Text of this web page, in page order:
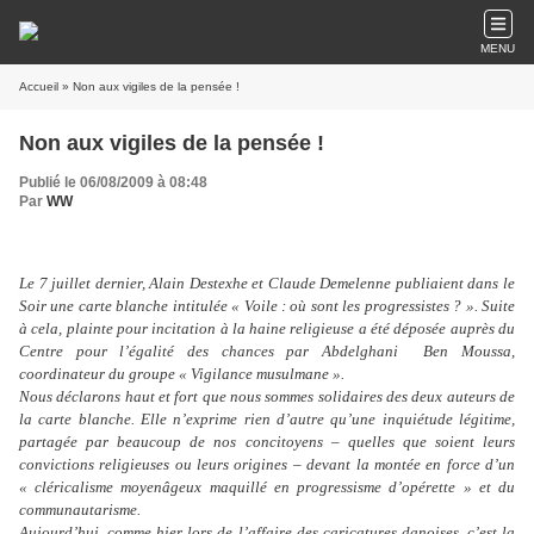
MENU
Accueil » Non aux vigiles de la pensée !
Non aux vigiles de la pensée !
Publié le 06/08/2009 à 08:48
Par WW
Le 7 juillet dernier, Alain Destexhe et Claude Demelenne publiaient dans le
Soir une carte blanche intitulée « Voile : où sont les progressistes ? ». Suite
à cela, plainte pour incitation à la haine religieuse a été déposée auprès du
Centre pour l’égalité des chances par Abdelghani
Ben Moussa,
coordinateur du groupe « Vigilance musulmane ».
Nous déclarons haut et fort que nous sommes solidaires des deux auteurs de
la carte blanche. Elle n’exprime rien d’autre qu’une inquiétude légitime,
partagée par beaucoup de nos concitoyens – quelles que soient leurs
convictions religieuses ou leurs origines – devant la montée en force d’un
« cléricalisme moyenâgeux maquillé en progressisme d’opérette » et du
communautarisme.